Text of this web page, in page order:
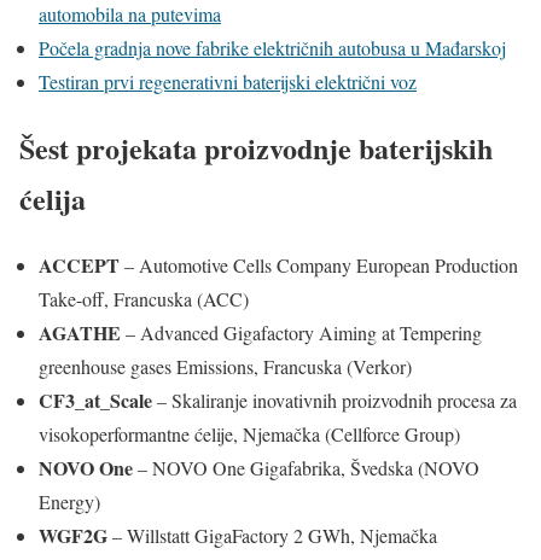
automobila na putevima
Počela gradnja nove fabrike električnih autobusa u Mađarskoj
Testiran prvi regenerativni baterijski električni voz
Šest projekata proizvodnje baterijskih
ćelija
ACCEPT– Automotive Cells Company European Production
Take-off, Francuska (ACC)
AGATHE – Advanced Gigafactory Aiming at Tempering
greenhouse gases Emissions, Francuska (Verkor)
CF3_at_Scale– Skaliranje inovativnih proizvodnih procesa za
visokoperformantne ćelije, Njemačka (Cellforce Group)
NOVO One– NOVO One Gigafabrika, Švedska (NOVO
Energy)
WGF2G– Willstatt GigaFactory 2 GWh, Njemačka